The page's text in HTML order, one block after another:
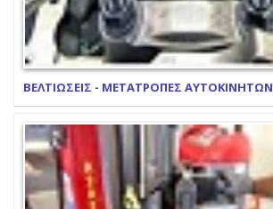
ΒΕΛΤΙΩΣΕΙΣ - ΜΕΤΑΤΡΟΠΕΣ ΑΥΤΟΚΙΝΗΤΩΝ